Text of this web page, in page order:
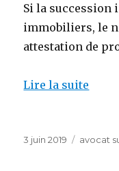
Si la succession
immobiliers, le
attestation de
Lire la suite
Publié
3 juin 2019 avocat